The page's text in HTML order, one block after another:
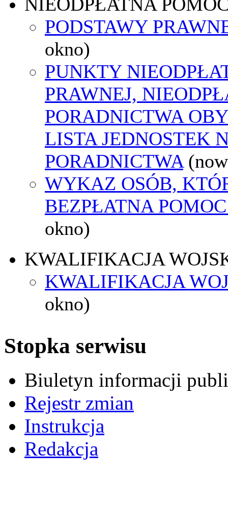
PODSTAWY
okno)
PUNKTY
PRAWNEJ,
PORADNICTWA
LISTA JEDNOSTEK
PORADNICTWA
WYKAZ OSÓB,
BEZPŁATNA
okno)
KWALIFIKACJA
KWALIFIKACJA
okno)
Stopka serwisu
Biuletyn informacji
Rejestr zmian
Instrukcja
Redakcja